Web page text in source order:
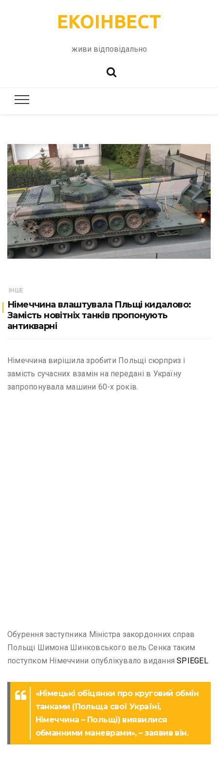
ЕКОІНВЕСТ
живи відповідально
ІНШЕ
Німеччина влаштувала Пльщі кидалово:
Замість новітніх танків пропонують
антикварні
Німеччина вирішила зробити Польщі сюрприз і
замість сучасних взамін на передані в Україну
запропонувала машини 60-х років.
Обурення заступника Міністра закордонних справ
Польщі Шимона Шинковського вель Сенка таким
поступком Німеччини опублікувало виданняSPIEGEL
«Німецькі обіцянки про круговий обмін
танками (Польща свої Україні,
Німеччина – Польщі) виявилися
обманними маневрами», – заявив він.